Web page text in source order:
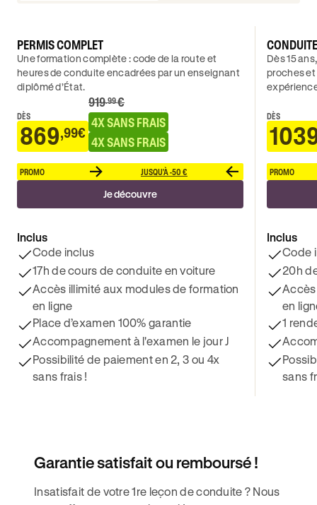
PERMIS COMPLET
Une formation complète : code de la route et
heures de conduite encadrées par un enseignant
diplômé d’État.
DÈS
869,99€
919 .99€
4X SANS FRAIS
4X SANS FRAIS
PROMO JUSQU'À -50 €
Je découvre
Inclus
Code inclus
17h de cours de conduite en voiture
Accès illimité aux modules de formation
en ligne
Place d’examen 100% garantie
Accompagnement à l'examen le jour J
Possibilité de paiement en 2, 3 ou 4x
sans frais !
Dès 15
proches
DÈS
PROMO
Inclus
Code
20h
en
1
sans
Garantie satisfait ou remboursé !
Insatisfait de votre 1re leçon de conduite ? Nous